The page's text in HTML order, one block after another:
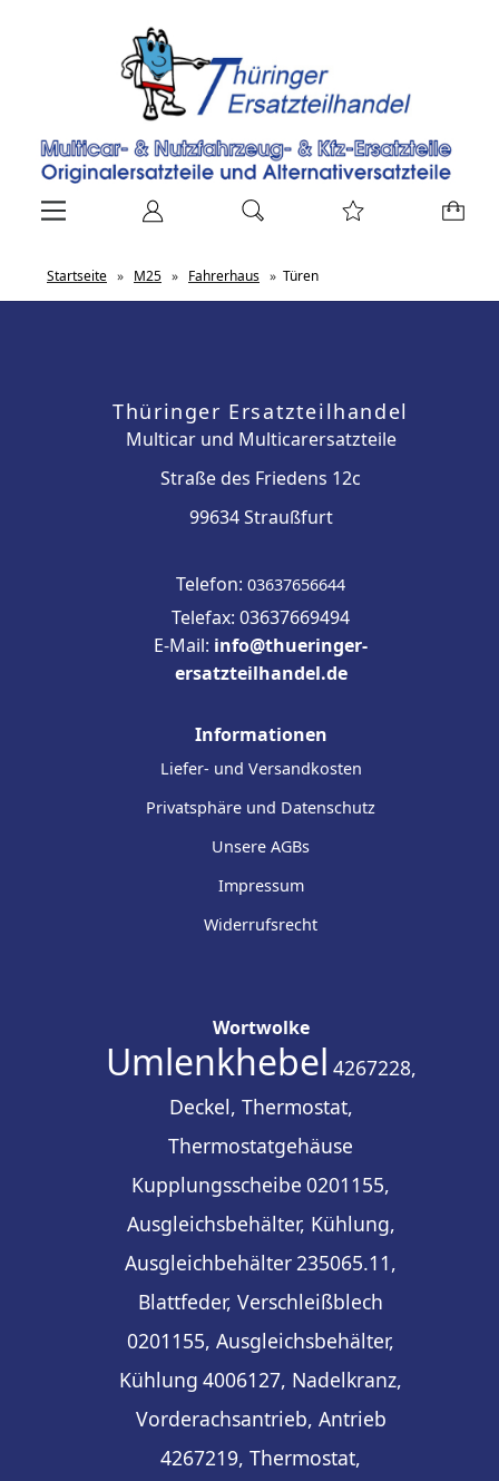
Startseite » M25 » Fahrerhaus » Türen
Thüringer Ersatzteilhandel
Multicar und Multicarersatzteile
Straße des Friedens 12c
99634 Straußfurt
Telefon: 03637656644
Telefax: 03637669494
E-Mail: info@thueringer-
ersatzteilhandel.de
Informationen
Liefer- und Versandkosten
Privatsphäre und Datenschutz
Unsere AGBs
Impressum
Widerrufsrecht
Wortwolke
Umlenkhebel 4267228,
Deckel, Thermostat,
Thermostatgehäuse
Kupplungsscheibe 0201155,
Ausgleichsbehälter, Kühlung,
Ausgleichbehälter 235065.11,
Blattfeder, Verschleißblech
0201155, Ausgleichsbehälter,
Kühlung 4006127, Nadelkranz,
Vorderachsantrieb, Antrieb
4267219, Thermostat,